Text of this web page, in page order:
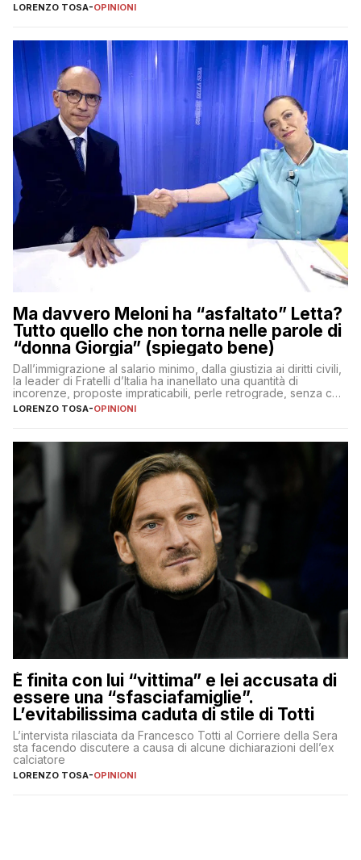
LORENZO TOSA-OPINIONI
Ma davvero Meloni ha “asfaltato” Letta?
Tutto quello che non torna nelle parole di
“donna Giorgia” (spiegato bene)
Dall’immigrazione al salario minimo, dalla giustizia ai diritti civili,
la leader di Fratelli d’Italia ha inanellato una quantità di
incorenze, proposte impraticabili, perle retrograde, senza che
nessuno – a destra come a sinistra – glielo abbia fatto notare
LORENZO TOSA-OPINIONI
È finita con lui “vittima” e lei accusata di
essere una “sfasciafamiglie”.
L’evitabilissima caduta di stile di Totti
L’intervista rilasciata da Francesco Totti al Corriere della Sera
sta facendo discutere a causa di alcune dichiarazioni dell’ex
calciatore
LORENZO TOSA-OPINIONI